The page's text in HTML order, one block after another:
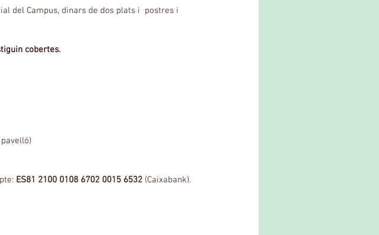
del Campus, dinars de dos plats i  postres i
cobertes.
ES81 2100 0108 6702 0015 6532 (Caixabank).